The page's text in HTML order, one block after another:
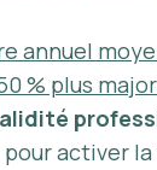
annuel
% plus
activer